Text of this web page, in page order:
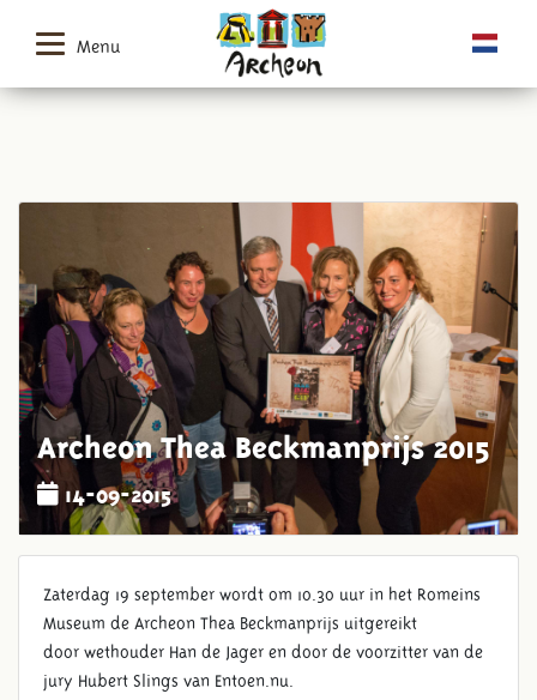
Menu
Archeon Thea Beckmanprijs 2015
14-09-2015
Zaterdag 19 september wordt om 10.30 uur in het Romeins
Museum de Archeon Thea Beckmanprijs uitgereikt
door wethouder Han de Jager en door de voorzitter van de
jury Hubert Slings van Entoen.nu.